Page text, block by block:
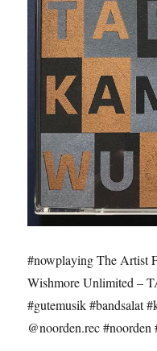
#nowplaying The Artist
Wishmore Unlimited –
#gutemusik #bandsalat
@noorden.rec #noorden